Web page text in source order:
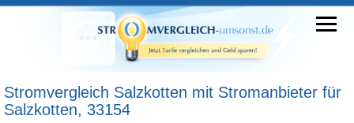
Stromvergleich Salzkotten mit Stromanbieter für
Salzkotten, 33154